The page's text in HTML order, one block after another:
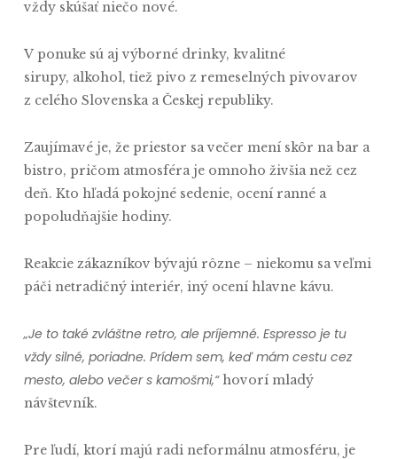
vždy skúšať niečo nové.
V ponuke sú aj výborné drinky, kvalitné
sirupy, alkohol, tiež pivo z remeselných pivovarov
z celého Slovenska a Českej republiky.
Zaujímavé je, že priestor sa večer mení skôr na bar a
bistro, pričom atmosféra je omnoho živšia než cez
deň. Kto hľadá pokojné sedenie, ocení ranné a
popoludňajšie hodiny.
Reakcie zákazníkov bývajú rôzne – niekomu sa veľmi
páči netradičný interiér, iný ocení hlavne kávu.
„Je to také zvláštne retro, ale príjemné. Espresso je tu
vždy silné, poriadne. Prídem sem, keď mám cestu cez
mesto, alebo večer s kamošmi,“hovorí mladý
návštevník.
Pre ľudí, ktorí majú radi neformálnu atmosféru, je